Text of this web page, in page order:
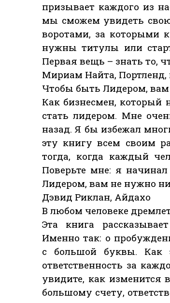
призывает каждого из
мы сможем увидеть
воротами, за которыми
нужны титулы или
Первая вещь – знать то,
Мириам Найта, Портленд,
Чтобы быть Лидером, вам
Как бизнесмен, который
стать лидером. Мне
назад. Я бы избежал
эту книгу всем своим
тогда, когда каждый
Поверьте мне: я
Лидером, вам не нужно
Дэвид Риклан, Айдахо
В любом человеке
Эта книга
Именно так: о
с большой буквы. Как
ответственность за
увидите, как изменится
большому счету,